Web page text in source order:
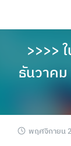
>>>>
ธันวาคม
พฤศจิกายน